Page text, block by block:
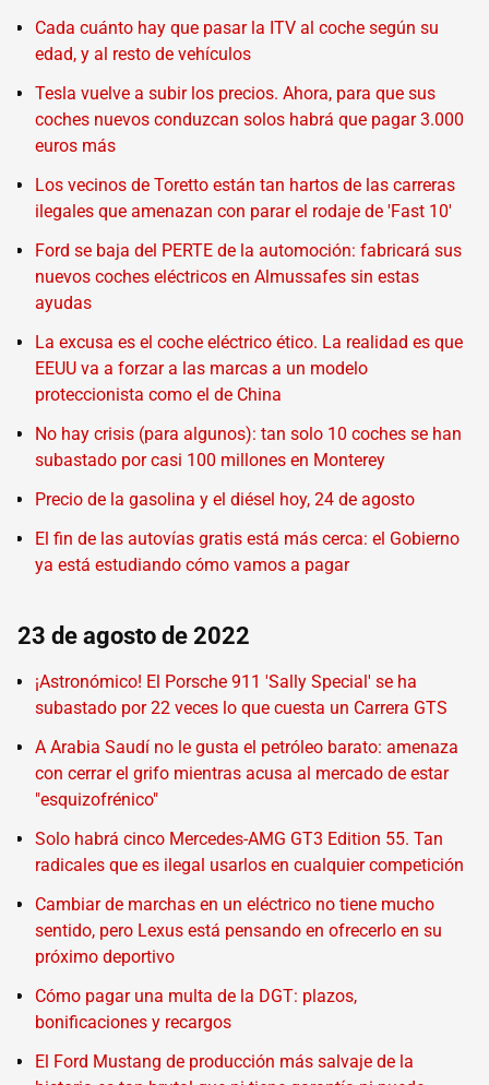
Cada cuánto hay que pasar la ITV al coche según su
edad, y al resto de vehículos
Tesla vuelve a subir los precios. Ahora, para que sus
coches nuevos conduzcan solos habrá que pagar 3.000
euros más
Los vecinos de Toretto están tan hartos de las carreras
ilegales que amenazan con parar el rodaje de 'Fast 10'
Ford se baja del PERTE de la automoción: fabricará sus
nuevos coches eléctricos en Almussafes sin estas
ayudas
La excusa es el coche eléctrico ético. La realidad es que
EEUU va a forzar a las marcas a un modelo
proteccionista como el de China
No hay crisis (para algunos): tan solo 10 coches se han
subastado por casi 100 millones en Monterey
Precio de la gasolina y el diésel hoy, 24 de agosto
El fin de las autovías gratis está más cerca: el Gobierno
ya está estudiando cómo vamos a pagar
23 de agosto de 2022
¡Astronómico! El Porsche 911 'Sally Special' se ha
subastado por 22 veces lo que cuesta un Carrera GTS
A Arabia Saudí no le gusta el petróleo barato: amenaza
con cerrar el grifo mientras acusa al mercado de estar
"esquizofrénico"
Solo habrá cinco Mercedes-AMG GT3 Edition 55. Tan
radicales que es ilegal usarlos en cualquier competición
Cambiar de marchas en un eléctrico no tiene mucho
sentido, pero Lexus está pensando en ofrecerlo en su
próximo deportivo
Cómo pagar una multa de la DGT: plazos,
bonificaciones y recargos
El Ford Mustang de producción más salvaje de la